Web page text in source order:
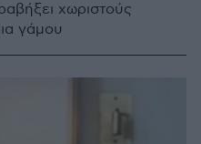
χωριστούς
γάμου